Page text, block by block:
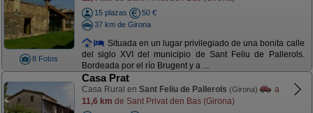
8 Fotos
15 plazas
50 €
37 km de Girona
Situada en un lugar privilegiado de una bonita calle
del siglo XVI del municipio de Sant Feliu de Pallerols.
Bordeada por el río Brugent y a ...
Casa Prat
Casa Rural en Sant Feliu de Pallerols (Girona)
a
11,6 km de Sant Privat den Bas (Girona)